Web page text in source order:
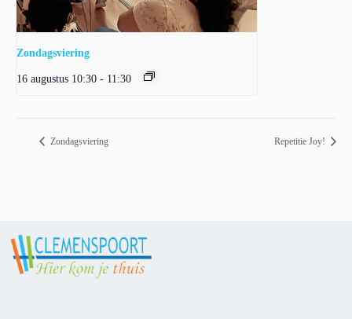
Zondagsviering
16 augustus 10:30 - 11:30
Zondagsviering Repetitie Joy!